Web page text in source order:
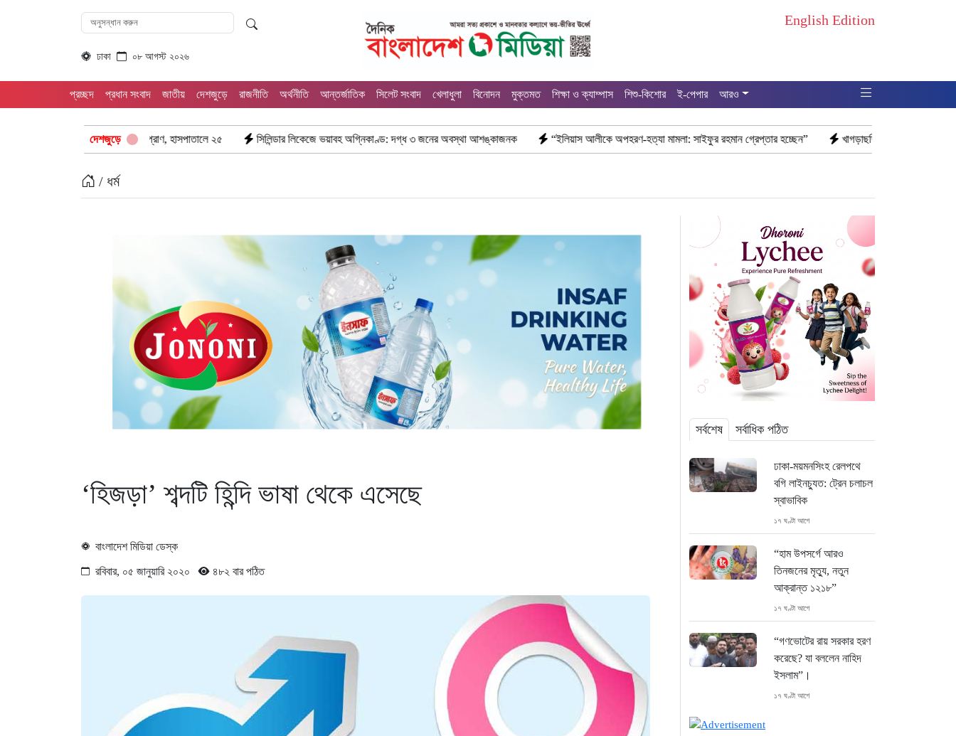
ঢাকা ০৮ আগস্ট ২০২৬
English Edition
প্রচ্ছদ প্রধান সংবাদ জাতীয় দেশজুড়ে রাজনীতি অর্থনীতি আন্তর্জাতিক সিলেট সংবাদ খেলাধুলা বিনোদন মুক্তমত শিক্ষা ও ক্যাম্পাস শিশু-কিশোর ই-পেপার আরও
দেশজুড়ে
গেল ৮টি তাজা প্রাণ, হাসপাতালে ২৫ সিলিন্ডার লিকেজে ভয়াবহ অগ্নিকাণ্ড: দগ্ধ ৩ জনের অবস্থা আশঙ্কাজনক “ইলিয়াস আলীকে অপহরণ-হত্যা মামলা: সাইফুর রহমান গ্রেপ্তার হচ্ছেন” খাগড়াছড়ি রামগড় পুলিশের অভিযানে: ১৫ পিস ইয়াবাসহ
/ ধর্ম
‘হিজড়া’ শব্দটি হিন্দি ভাষা থেকে এসেছে
বাংলাদেশ মিডিয়া ডেস্ক
রবিবার, ০৫ জানুয়ারি ২০২০ ৪৮২ বার পঠিত
সর্বশেষ সর্বাধিক পঠিত
ঢাকা-ময়মনসিংহ রেলপথে
বগি লাইনচ্যুত: ট্রেন চলাচল
স্বাভাবিক
১৭ ঘণ্টা আগে
“হাম উপসর্গে আরও
তিনজনের মৃত্যু, নতুন
আক্রান্ত ১২১৮”
১৭ ঘণ্টা আগে
“গণভোটের রায় সরকার হরণ
করেছে? যা বললেন নাহিদ
ইসলাম”।
১৭ ঘণ্টা আগে